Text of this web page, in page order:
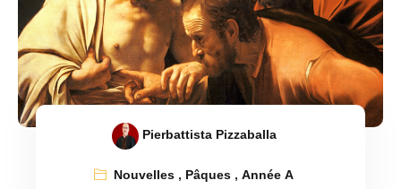
Pierbattista Pizzaballa
Nouvelles, Pâques,Année A